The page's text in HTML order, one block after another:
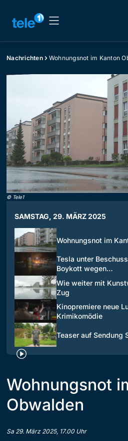
Nachrichten Wohnungsnot im Kanton
© Tele1
SAMSTAG, 29. MÄRZ 2025
Wohnungsnot im
Tesla unter
Boykott wegen…
Wie weiter mit
Zug
Kinopremiere neue
Krimikomödie
Teaser auf Sendung
Wohnungsnot
Obwalden
Sa 29. März 2025, 17.00 Uhr